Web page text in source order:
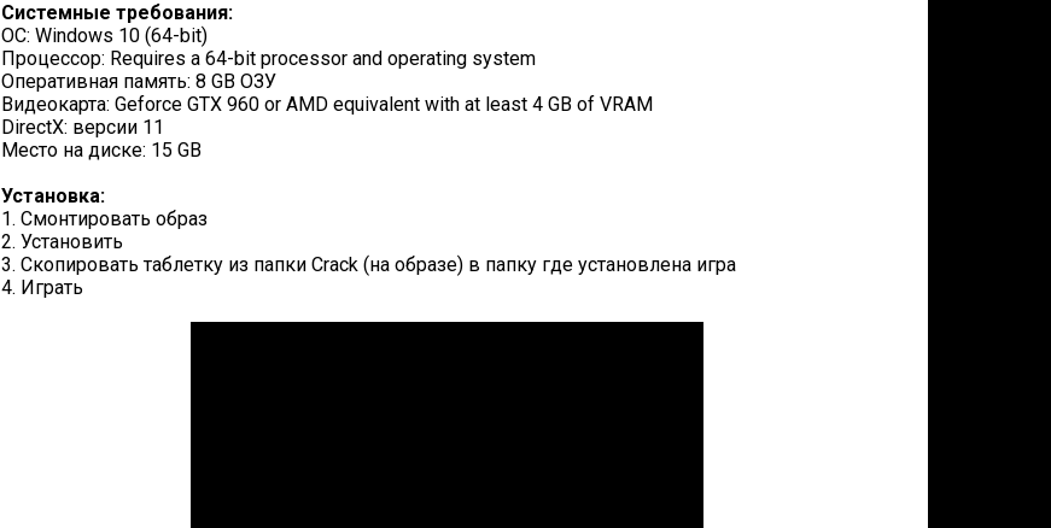
Системные требования:
ОС: Windows 10 (64-bit)
Процессор: Requires a 64-bit processor and operating system
Оперативная память: 8 GB ОЗУ
Видеокарта: Geforce GTX 960 or AMD equivalent with at least 4 GB of VRAM
DirectX: версии 11
Место на диске: 15 GB
Установка:
1. Смонтировать образ
2. Установить
3. Скопировать таблетку из папки Crack (на образе) в папку где установлена игра
4. Играть